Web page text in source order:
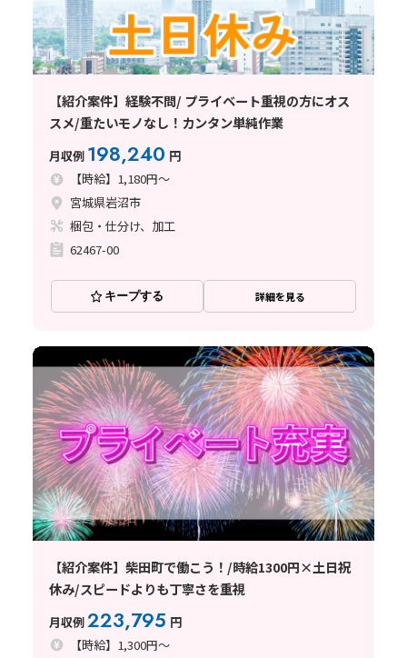
【紹介案件】経験不問/ プライベート重視の方にオス
スメ/重たいモノなし！カンタン単純作業
月収例 198,240 円
【時給】1,180円～
宮城県岩沼市
梱包・仕分け、加工
62467-00
キープする 詳細を見る
【紹介案件】柴田町で働こう！/時給1300円×土日祝
休み/スピードよりも丁寧さを重視
月収例223,795 円
【時給】1,300円～